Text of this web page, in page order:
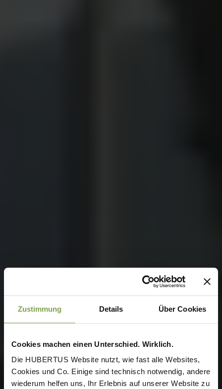
Zustimmung Details Über Cookies
Cookies machen einen Unterschied. Wirklich.
Die HUBERTUS Website nutzt, wie fast alle Websites,
Cookies und Co. Einige sind technisch notwendig, andere
wiederum helfen uns, Ihr Erlebnis auf unserer Website zu